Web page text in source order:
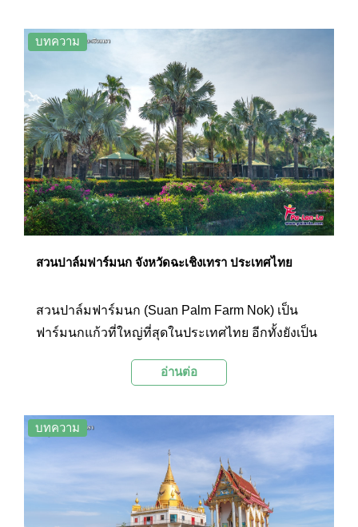
ใหญ่อยู่ภายในอุทยานธรรม เปิดให้ผู้ที่มาเยือนได้เข้า
มาสักการะและเที่ยวชมความงดงามของเทวรูปทั้ง
สามองค์ โดยใต้เทวรูปแต่ละองค์นั้นเป็นอาคารขนาด
ย่อมที่สามารถเข้าไปสักการะเทวรูปของทวยเทพที่
ประดิษฐานอยู่ภายในได้อีกด้วย นอกจากนี้บริเวณ
อุทยานธรรมยังตกแต่งด้วยสถาปัตยกรรมจีนและ
ศิลปะจีนที่มีความสวยงามเป็นอย่างมาก
บทความ
สวนปาล์มฟาร์มนก จังหวัดฉะเชิงเทรา ประเทศไทย
สวนปาล์มฟาร์มนก (Suan Palm Farm Nok) เป็น
ฟาร์มนกแก้วที่ใหญ่ที่สุดในประเทศไทย อีกทั้งยังเป็น
บูรณาการเกี่ยวกับนกแก้ว นักท่องเที่ยวที่มาเยือนจะ
อันร่มรื่นของสวนปาล์มนานาพันธุ์อีกด้วย
อ่านต่อ
บทความ